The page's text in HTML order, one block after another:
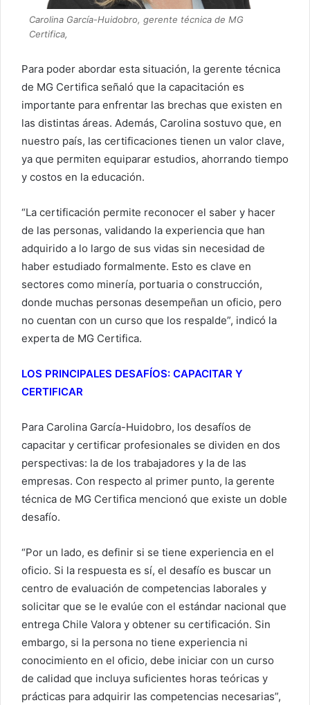
Carolina García-Huidobro, gerente técnica de MG
Certifica,
Para poder abordar esta situación, la gerente técnica
de MG Certifica señaló que la capacitación es
importante para enfrentar las brechas que existen en
las distintas áreas. Además, Carolina sostuvo que, en
nuestro país, las certificaciones tienen un valor clave,
ya que permiten equiparar estudios, ahorrando tiempo
y costos en la educación.
“La certificación permite reconocer el saber y hacer
de las personas, validando la experiencia que han
adquirido a lo largo de sus vidas sin necesidad de
haber estudiado formalmente. Esto es clave en
sectores como minería, portuaria o construcción,
donde muchas personas desempeñan un oficio, pero
no cuentan con un curso que los respalde”, indicó la
experta de MG Certifica.
LOS PRINCIPALES DESAFÍOS: CAPACITAR Y
CERTIFICAR
Para Carolina García-Huidobro, los desafíos de
capacitar y certificar profesionales se dividen en dos
perspectivas: la de los trabajadores y la de las
empresas. Con respecto al primer punto, la gerente
técnica de MG Certifica mencionó que existe un doble
desafío.
“Por un lado, es definir si se tiene experiencia en el
oficio. Si la respuesta es sí, el desafío es buscar un
centro de evaluación de competencias laborales y
solicitar que se le evalúe con el estándar nacional que
entrega Chile Valora y obtener su certificación. Sin
embargo, si la persona no tiene experiencia ni
conocimiento en el oficio, debe iniciar con un curso
de calidad que incluya suficientes horas teóricas y
prácticas para adquirir las competencias necesarias”,